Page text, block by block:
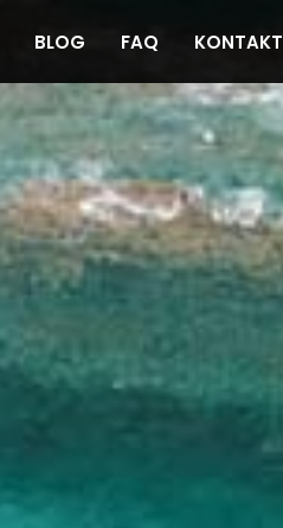
BLOG FAQ KONTAKT